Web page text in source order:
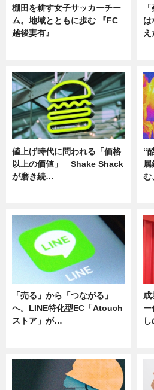
棚田を耕す女子サッカーチー
ム。地域とともに歩む 『FC
越後妻有』
値上げ時代に問われる「価格
以上の価値」 Shake Shack
が磨き続…
“
属
む
「売る」から「つながる」
へ。LINE特化型EC「Atouch
ストア」が…
成
ー